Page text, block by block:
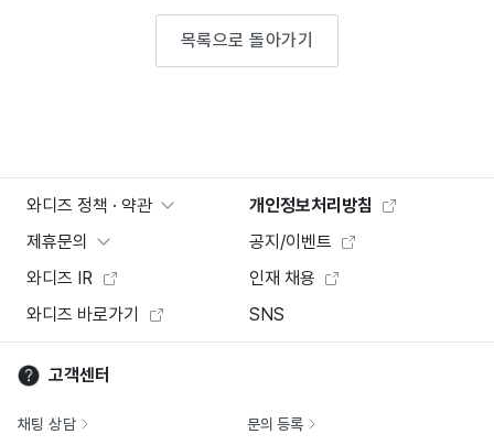
목록으로 돌아가기
와디즈 정책 · 약관
개인정보처리방침
제휴문의
공지/이벤트
와디즈 IR
인재 채용
와디즈 바로가기
SNS
고객센터
채팅 상담 문의 등록